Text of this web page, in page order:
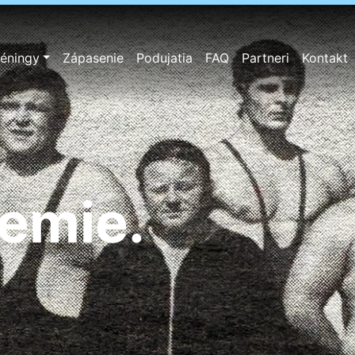
Zápasenie Podujatia FAQ Partneri Kontakt